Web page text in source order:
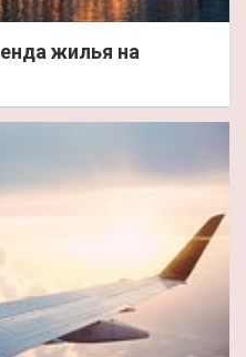
жилья на